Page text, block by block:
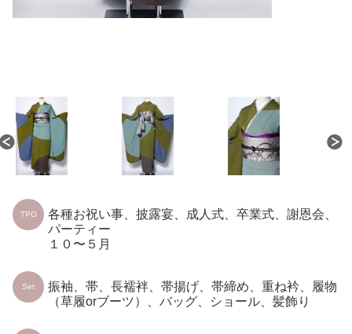
TPO
各種お祝い事、披露宴、成人式、卒業式、謝恩会、
パーティー
１０〜５月
Set
振袖、帯、長襦袢、帯揚げ、帯締め、重ね衿、履物
（草履orブーツ）、バッグ、ショール、髪飾り